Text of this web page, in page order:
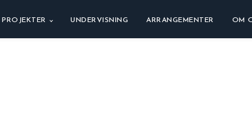
PROJEKTER UNDERVISNING ARRANGEMENTER OM